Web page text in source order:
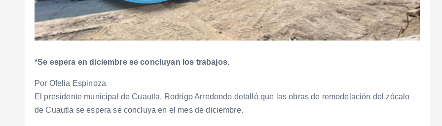
*Se espera en diciembre se concluyan los trabajos.
Por Ofelia Espinoza
El presidente municipal de Cuautla, Rodrigo Arredondo detalló que las obras de remodelación del zócalo
de Cuautla se espera se concluya en el mes de diciembre.